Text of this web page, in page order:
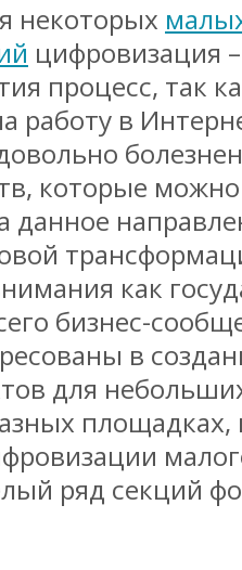
некоторых
цифровизация
процесс, так
работу в
которые
данное
как
бизнес-
в
для
ряд секций